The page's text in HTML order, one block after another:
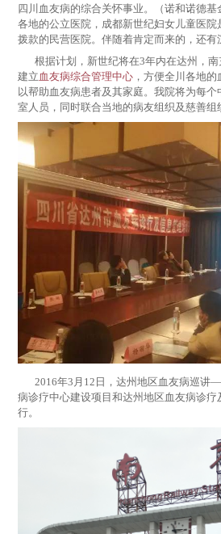
四川血友病的综合关怀事业。（诺和诺德
各地的公立医院，成都新世纪妇女儿童医
拨款的民营医院。伴随着肯定而来的，还有
根据计划，新世纪将在3年内在达州，南
建立 血友病综合管理中心 ，方便全川各地
以帮助血友病患者及其家庭。我院将为每
室人员，同时联合当地的病友组织及慈善组
2016年3月12日，达州地区血友病巡讲
病诊疗中心建设项目和达州地区血友病诊
行。